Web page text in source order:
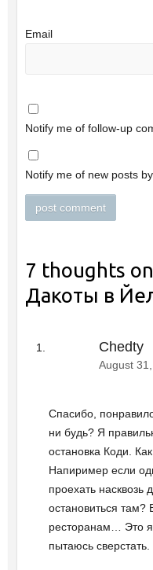
Email
Notify me of follow-up
Notify me of new posts
7 thoughts
Дакоты в
Chedty
August
Спасибо,
ни будь? Я
остановка Коди.
Напиример если
проехать насквозь
остановиться там?
ресторанам… Это
пытаюсь сверстать.